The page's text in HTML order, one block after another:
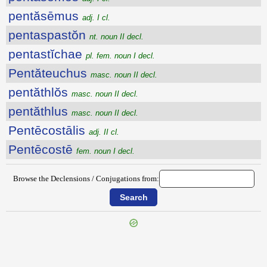
pentăsēmus adj. I cl.
pentaspastŏn nt. noun II decl.
pentastĭchae pl. fem. noun I decl.
Pentăteuchus masc. noun II decl.
pentăthlŏs masc. noun II decl.
pentăthlus masc. noun II decl.
Pentēcostālis adj. II cl.
Pentēcostē fem. noun I decl.
Browse the Declensions / Conjugations from: